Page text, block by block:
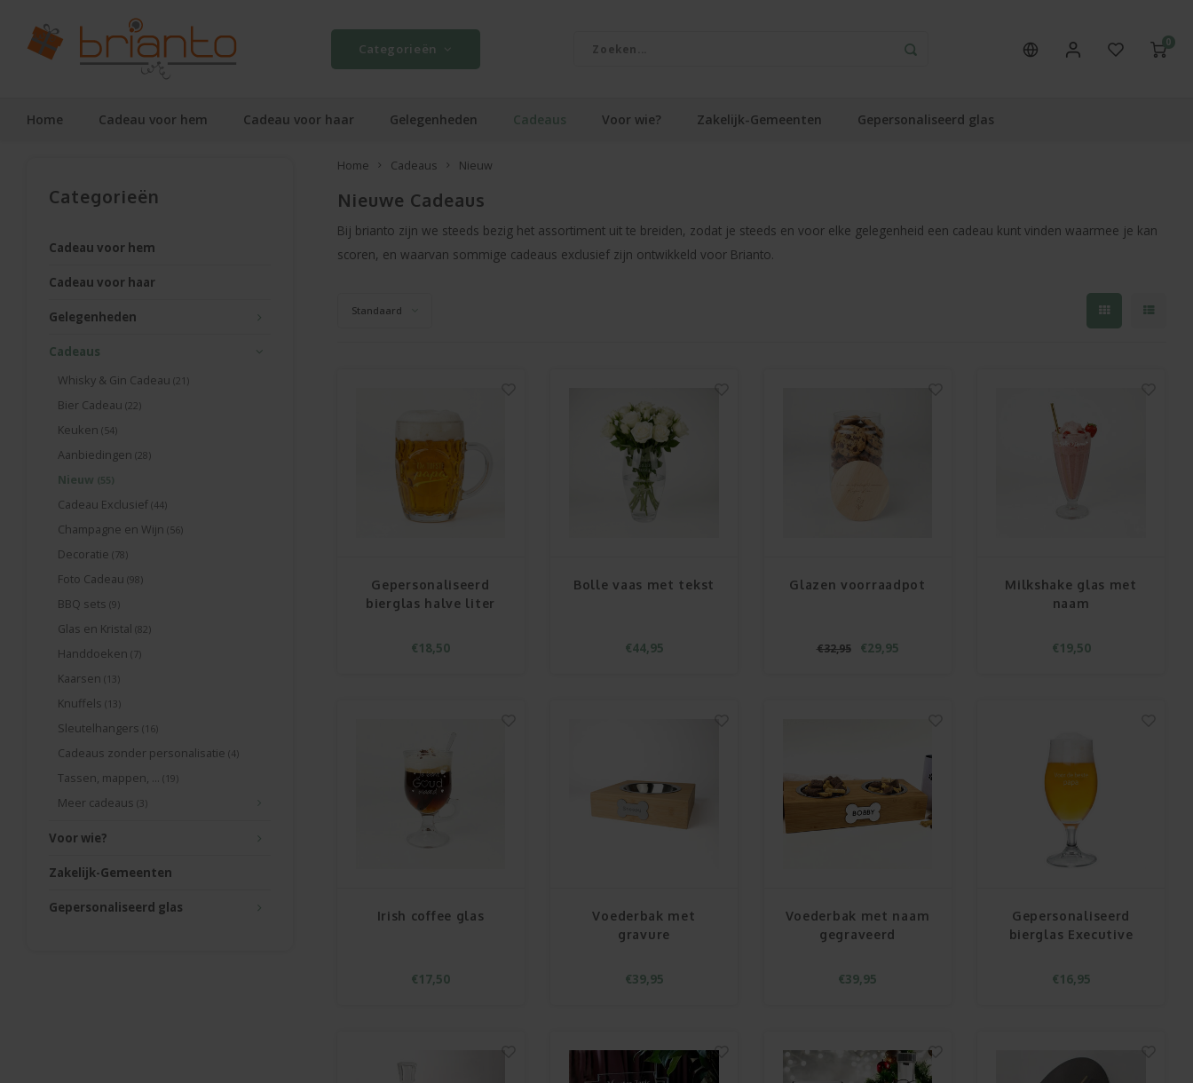
Categorieën 0
Home Cadeau voor hem Cadeau voor haar Gelegenheden Cadeaus Voor wie? Zakelijk-Gemeenten Gepersonaliseerd glas
Categorieën
Cadeau voor hem
Cadeau voor haar
Gelegenheden
Cadeaus
Whisky & Gin Cadeau (21)
Bier Cadeau (22)
Keuken (54)
Aanbiedingen (28)
Nieuw (55)
Cadeau Exclusief (44)
Champagne en Wijn (56)
Decoratie (78)
Foto Cadeau (98)
BBQ sets (9)
Glas en Kristal (82)
Handdoeken (7)
Kaarsen (13)
Knuffels (13)
Sleutelhangers (16)
Cadeaus zonder personalisatie (4)
Tassen, mappen, ... (19)
Meer cadeaus (3)
Voor wie?
Zakelijk-Gemeenten
Gepersonaliseerd glas
Home Cadeaus Nieuw
Nieuwe Cadeaus
Bij brianto zijn we steeds bezig het assortiment uit te breiden, zodat je steeds en voor elke gelegenheid een cadeau kunt vinden waarmee je kan
scoren, en waarvan sommige cadeaus exclusief zijn ontwikkeld voor Brianto.
Standaard
Gepersonaliseerd
bierglas halve liter
€18,50
Bolle vaas met tekst
€44,95
Glazen voorraadpot
€32,95 €29,95
Milkshake glas met
naam
€19,50
Irish coffee glas
€17,50
Voederbak met
gravure
€39,95
Voederbak met naam
gegraveerd
€39,95
Gepersonaliseerd
bierglas Executive
€16,95